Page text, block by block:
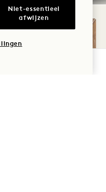
Niet-essentieel
afwijzen